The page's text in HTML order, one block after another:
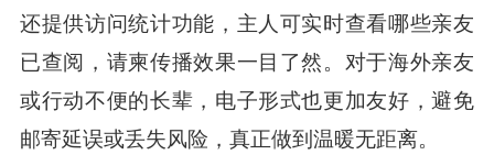
还提供访问统计功能，主人可实时查看哪些亲友
已查阅，请柬传播效果一目了然。对于海外亲友
或行动不便的长辈，电子形式也更加友好，避免
邮寄延误或丢失风险，真正做到温暖无距离。